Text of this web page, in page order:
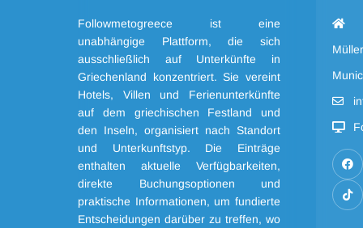
Followmetogreece ist eine
unabhängige Plattform, die sich
ausschließlich auf Unterkünfte in
Griechenland konzentriert. Sie vereint
Hotels, Villen und Ferienunterkünfte
auf dem griechischen Festland und
den Inseln, organisiert nach Standort
und Unterkunftstyp. Die Einträge
enthalten aktuelle Verfügbarkeiten,
direkte Buchungsoptionen und
praktische Informationen, um fundierte
Entscheidungen darüber zu treffen, wo